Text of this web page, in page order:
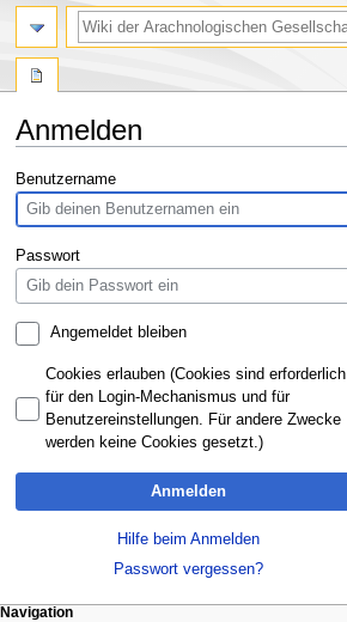
Anmelden
Zur
Navigation
springen
Zur
Suche
springen
Benutzername
Passwort
Angemeldet bleiben
Cookies erlauben (Cookies sind erforderlich
für den Login-Mechanismus und für
Benutzereinstellungen. Für andere Zwecke
werden keine Cookies gesetzt.)
Anmelden
Hilfe beim Anmelden
Passwort vergessen?
Navigation